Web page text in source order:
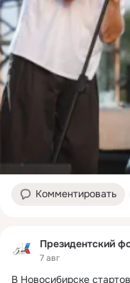
Комментировать
Президентский
7 авг
В Новосибирске